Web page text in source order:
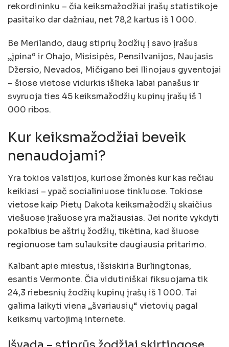
rekordininku – čia keiksmažodžiai įrašų statistikoje
pasitaiko dar dažniau, net 78,2 kartus iš 1 000.
Be Merilando, daug stiprių žodžių į savo įrašus
„įpina“ ir Ohajo, Misisipės, Pensilvanijos, Naujasis
Džersio, Nevados, Mičigano bei Ilinojaus gyventojai
– šiose vietose vidurkis išlieka labai panašus ir
svyruoja ties 45 keiksmažodžių kupinų įrašų iš 1
000 ribos.
Kur keiksmažodžiai beveik
nenaudojami?
Yra tokios valstijos, kuriose žmonės kur kas rečiau
keikiasi – ypač socialiniuose tinkluose. Tokiose
vietose kaip Pietų Dakota keiksmažodžių skaičius
viešuose įrašuose yra mažiausias. Jei norite vykdyti
pokalbius be aštrių žodžių, tikėtina, kad šiuose
regionuose tam sulauksite daugiausia pritarimo.
Kalbant apie miestus, išsiskiria Burlingtonas,
esantis Vermonte. Čia vidutiniškai fiksuojama tik
24,3 riebesnių žodžių kupinų įrašų iš 1 000. Tai
galima laikyti viena „švariausių“ vietovių pagal
keiksmų vartojimą internete.